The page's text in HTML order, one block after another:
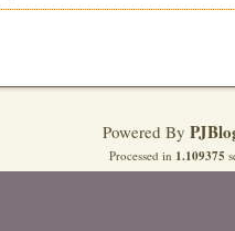
Powered By
Processed in 1.109375